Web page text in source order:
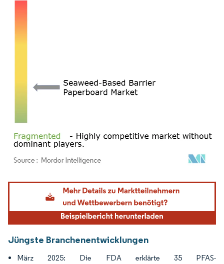
Bild © Mordor Intelligence. Wiederverwendung erfordert Namensnennung gemäß
Jüngste Branchenentwicklungen
März 2025: Die FDA erklärte 35 PFAS-